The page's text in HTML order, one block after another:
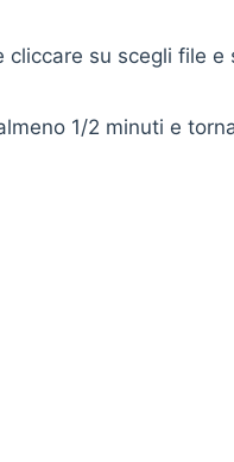
cliccare su scegli file
almeno 1/2